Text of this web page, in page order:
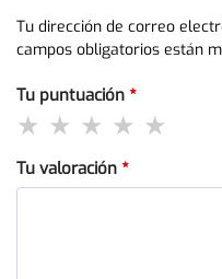
Tu dirección de correo
campos obligatorios están
Tu puntuación *
Tu valoración *